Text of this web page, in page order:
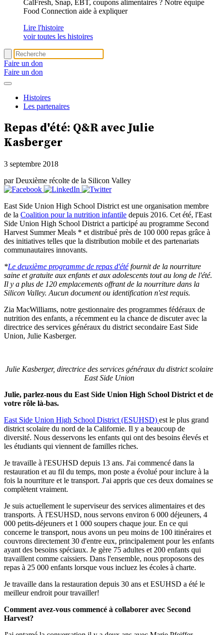
CalFresh, Snap, EBT, coupons alimentaires ? Notre équipe
Food Connection aide à expliquer
Lire l'histoire
voir toutes les histoires
Faire un don
Faire un don
Histoires
Les partenaires
Repas d'été: Q&R avec Julie
Kasberger
3 septembre 2018
par Deuxième récolte de la Silicon Valley
East Side Union High School District est une organisation membre
de la Coalition pour la nutrition infantile depuis 2016. Cet été, l'East
Side Union High School District a participé au programme Second
Harvest Summer Meals * et distribué près de 100 000 repas grâce à
des initiatives telles que la distribution mobile et des partenariats
communautaires innovants.
*Le deuxième programme de repas d'étéfournit de la nourriture
saine et gratuite aux enfants et aux adolescents tout au long de l'été.
Il y a plus de 120 emplacements offrant de la nourriture dans la
Silicon Valley. Aucun document ou identification n'est requis.
Zia MacWilliams, notre gestionnaire des programmes fédéraux de
nutrition des enfants, a récemment eu la chance de discuter avec la
directrice des services généraux du district secondaire East Side
Union, Julie Kasberger.
Julie Kasberger, directrice des services généraux du district scolaire
East Side Union
Julie, parlez-nous du East Side Union High School District et de
votre rôle là-bas.
East Side Union High School District (ESUHSD) est le plus grand
district scolaire du nord de la Californie. Il y a beaucoup de
diversité. Nous desservons les enfants qui ont des besoins élevés et
les étudiants qui viennent de familles riches.
Je travaille à l'ESUHSD depuis 13 ans. J'ai commencé dans la
restauration et au fil du temps, mon poste a évolué pour inclure à la
fois la nourriture et le transport. J'ai appris que ces deux domaines se
complètent vraiment.
Je suis actuellement le superviseur des services alimentaires et des
transports. À l'ESUHSD, nous servons environ 6 000 déjeuners, 4
000 petits-déjeuners et 1 000 soupers chaque jour. En ce qui
concerne le transport, nous avons un peu moins de 100 itinéraires et
couvrons directement 30 d'entre eux, principalement pour les enfants
ayant des besoins spéciaux. Je gère 75 adultes et 200 enfants qui
travaillent comme caissiers. Dans l'ensemble, nous proposons des
repas à 25 000 enfants lorsque vous incluez les écoles à charte.
Je travaille dans la restauration depuis 30 ans et ESUHSD a été le
meilleur endroit pour travailler!
Comment avez-vous commencé à collaborer avec Second
Harvest?